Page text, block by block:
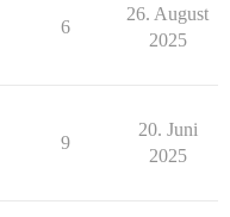
6
26. August
2025
9
20. Juni
2025